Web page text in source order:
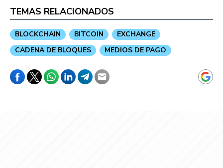
TEMAS RELACIONADOS
BLOCKCHAIN BITCOIN
EXCHANGE
CADENA DE BLOQUES
MEDIOS DE PAGO